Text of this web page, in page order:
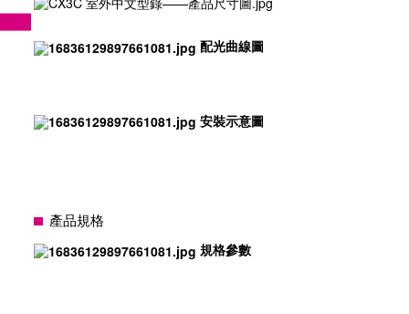
配光曲線圖
安裝示意圖
產品規格
規格參數